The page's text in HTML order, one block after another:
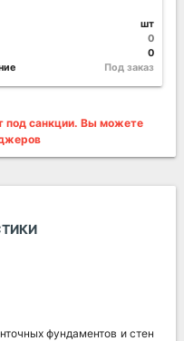
шт
0
0
Под заказ
под санкции. Вы можете
фундаментов и стен